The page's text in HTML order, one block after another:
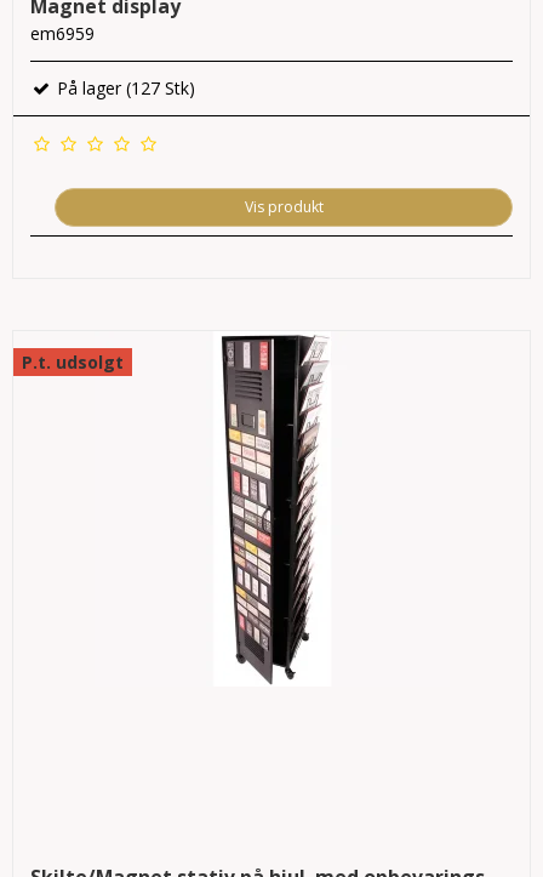
Magnet display
em6959
På lager (127 Stk)
Vis produkt
P.t. udsolgt